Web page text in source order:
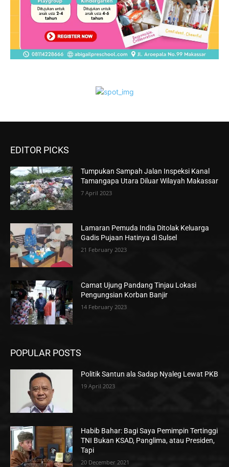
EDITOR PICKS
Tumpukan Sampah Jalan Inspeksi Kanal
Tamangapa Utara Diluar Wilayah Makassar
7 April 2023
Lamaran Pemuda India Ditolak Keluarga
Gadis Pujaan Hatinya di Sulsel
21 February 2023
Camat Ujung Pandang Tinjau Lokasi
Pengungsian Korban Banjir
14 February 2023
POPULAR POSTS
Politik Santun ala Sadap Nyaleg Lewat PKB
19 April 2023
Habib Bahar: Bagi Saya Pemimpin Tertinggi
TNI Bukan KSAD, Panglima, atau Presiden,
Tapi
20 December 2021